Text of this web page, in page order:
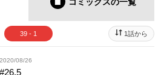
39 - 1 1話から
2020/08/26
#26.5